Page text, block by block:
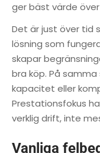
ger bäst värde
Det är just över tid
lösning som
skapar
bra köp. På
kapacitet eller
Prestationsfokus
verklig drift, inte
Vanliga